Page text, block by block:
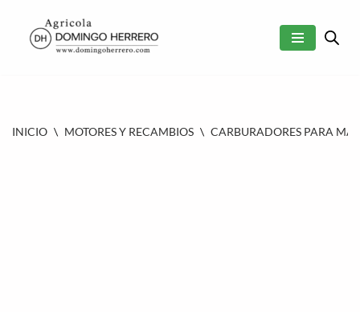
SALTAR
INICIO \ MOTORES Y RECAMBIOS \ CARBURADORES PARA